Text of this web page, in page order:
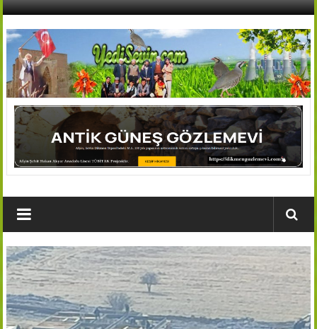
İçeriğe
AFŞİN
YEDİSEVİN
HABER
Köyleri
Haber
Portalı